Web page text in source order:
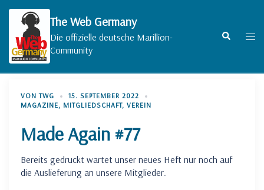
Zum
Inhalt
springen
The Web Germany
Die offizielle deutsche Marillion-
Community
Suche
VONTWG
15. SEPTEMBER 2022
MAGAZINE, MITGLIEDSCHAFT, VEREIN
Made Again #77
Bereits gedruckt wartet unser neues Heft nur noch auf
die Auslieferung an unsere Mitglieder.